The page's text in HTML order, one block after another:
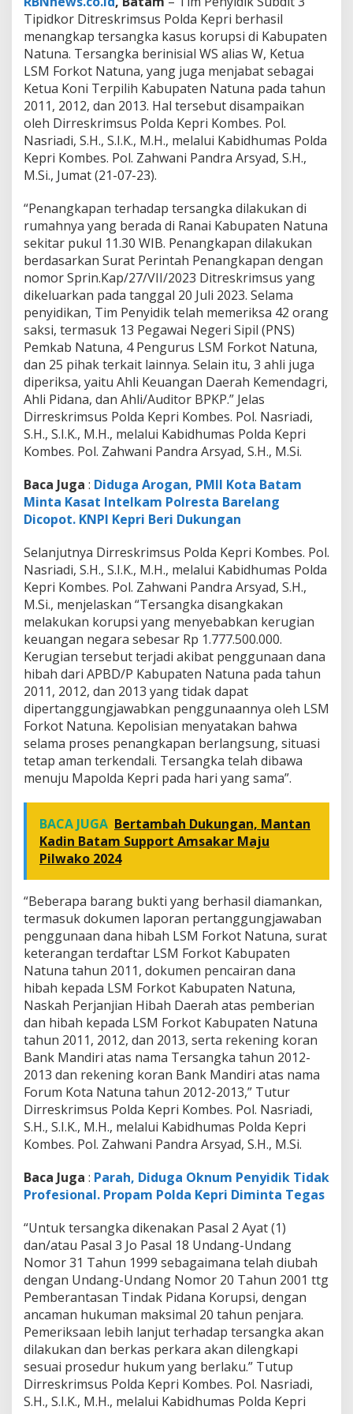
a
p
K
o
r
u
p
s
i
S
e
b
e
a
r
1
,
7
7
M
Tipidkor Ditreskrimsus Polda Kepri berhasil
menangkap tersangka kasus korupsi di Kabupaten
Natuna. Tersangka berinisial WS alias W, Ketua
LSM Forkot Natuna, yang juga menjabat sebagai
Ketua Koni Terpilih Kabupaten Natuna pada tahun
2011, 2012, dan 2013. Hal tersebut disampaikan
oleh Dirreskrimsus Polda Kepri Kombes. Pol.
Nasriadi, S.H., S.I.K., M.H., melalui Kabidhumas Polda
Kepri Kombes. Pol. Zahwani Pandra Arsyad, S.H.,
M.Si., Jumat (21-07-23).
“Penangkapan terhadap tersangka dilakukan di
rumahnya yang berada di Ranai Kabupaten Natuna
sekitar pukul 11.30 WIB. Penangkapan dilakukan
berdasarkan Surat Perintah Penangkapan dengan
nomor Sprin.Kap/27/VII/2023 Ditreskrimsus yang
dikeluarkan pada tanggal 20 Juli 2023. Selama
penyidikan, Tim Penyidik telah memeriksa 42 orang
saksi, termasuk 13 Pegawai Negeri Sipil (PNS)
Pemkab Natuna, 4 Pengurus LSM Forkot Natuna,
dan 25 pihak terkait lainnya. Selain itu, 3 ahli juga
diperiksa, yaitu Ahli Keuangan Daerah Kemendagri,
Ahli Pidana, dan Ahli/Auditor BPKP.” Jelas
Dirreskrimsus Polda Kepri Kombes. Pol. Nasriadi,
S.H., S.I.K., M.H., melalui Kabidhumas Polda Kepri
Kombes. Pol. Zahwani Pandra Arsyad, S.H., M.Si.
Baca Juga : Diduga Arogan, PMII Kota Batam
Minta Kasat Intelkam Polresta Barelang
Dicopot. KNPI Kepri Beri Dukungan
Selanjutnya Dirreskrimsus Polda Kepri Kombes. Pol.
Nasriadi, S.H., S.I.K., M.H., melalui Kabidhumas Polda
Kepri Kombes. Pol. Zahwani Pandra Arsyad, S.H.,
M.Si., menjelaskan “Tersangka disangkakan
melakukan korupsi yang menyebabkan kerugian
keuangan negara sebesar Rp 1.777.500.000.
Kerugian tersebut terjadi akibat penggunaan dana
hibah dari APBD/P Kabupaten Natuna pada tahun
2011, 2012, dan 2013 yang tidak dapat
dipertanggungjawabkan penggunaannya oleh LSM
Forkot Natuna. Kepolisian menyatakan bahwa
selama proses penangkapan berlangsung, situasi
tetap aman terkendali. Tersangka telah dibawa
menuju Mapolda Kepri pada hari yang sama”.
BACA JUGA Bertambah Dukungan, Mantan
Kadin Batam Support Amsakar Maju
Pilwako 2024
“Beberapa barang bukti yang berhasil diamankan,
termasuk dokumen laporan pertanggungjawaban
penggunaan dana hibah LSM Forkot Natuna, surat
keterangan terdaftar LSM Forkot Kabupaten
Natuna tahun 2011, dokumen pencairan dana
hibah kepada LSM Forkot Kabupaten Natuna,
Naskah Perjanjian Hibah Daerah atas pemberian
dan hibah kepada LSM Forkot Kabupaten Natuna
tahun 2011, 2012, dan 2013, serta rekening koran
Bank Mandiri atas nama Tersangka tahun 2012-
2013 dan rekening koran Bank Mandiri atas nama
Forum Kota Natuna tahun 2012-2013,” Tutur
Dirreskrimsus Polda Kepri Kombes. Pol. Nasriadi,
S.H., S.I.K., M.H., melalui Kabidhumas Polda Kepri
Kombes. Pol. Zahwani Pandra Arsyad, S.H., M.Si.
Baca Juga : Parah, Diduga Oknum Penyidik Tidak
Profesional. Propam Polda Kepri Diminta Tegas
“Untuk tersangka dikenakan Pasal 2 Ayat (1)
dan/atau Pasal 3 Jo Pasal 18 Undang-Undang
Nomor 31 Tahun 1999 sebagaimana telah diubah
dengan Undang-Undang Nomor 20 Tahun 2001 ttg
Pemberantasan Tindak Pidana Korupsi, dengan
ancaman hukuman maksimal 20 tahun penjara.
Pemeriksaan lebih lanjut terhadap tersangka akan
dilakukan dan berkas perkara akan dilengkapi
sesuai prosedur hukum yang berlaku.” Tutup
Dirreskrimsus Polda Kepri Kombes. Pol. Nasriadi,
S.H., S.I.K., M.H., melalui Kabidhumas Polda Kepri